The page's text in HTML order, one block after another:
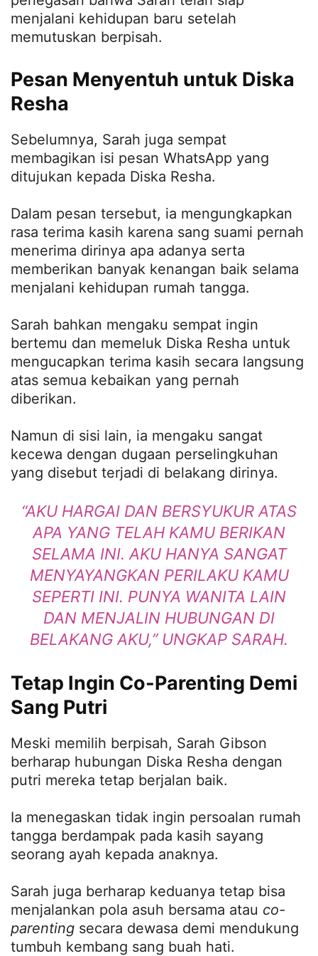
menjalani kehidupan baru setelah
memutuskan berpisah.
Pesan Menyentuh untuk Diska
Resha
Sebelumnya, Sarah juga sempat
membagikan isi pesan WhatsApp yang
ditujukan kepada Diska Resha.
Dalam pesan tersebut, ia mengungkapkan
rasa terima kasih karena sang suami pernah
menerima dirinya apa adanya serta
memberikan banyak kenangan baik selama
menjalani kehidupan rumah tangga.
Sarah bahkan mengaku sempat ingin
bertemu dan memeluk Diska Resha untuk
mengucapkan terima kasih secara langsung
atas semua kebaikan yang pernah
diberikan.
Namun di sisi lain, ia mengaku sangat
kecewa dengan dugaan perselingkuhan
yang disebut terjadi di belakang dirinya.
“AKU HARGAI DAN BERSYUKUR ATAS
APA YANG TELAH KAMU BERIKAN
SELAMA INI. AKU HANYA SANGAT
MENYAYANGKAN PERILAKU KAMU
SEPERTI INI. PUNYA WANITA LAIN
DAN MENJALIN HUBUNGAN DI
BELAKANG AKU,” UNGKAP SARAH.
Tetap Ingin Co-Parenting Demi
Sang Putri
Meski memilih berpisah, Sarah Gibson
berharap hubungan Diska Resha dengan
putri mereka tetap berjalan baik.
Ia menegaskan tidak ingin persoalan rumah
tangga berdampak pada kasih sayang
seorang ayah kepada anaknya.
Sarah juga berharap keduanya tetap bisa
menjalankan pola asuh bersama atau co-
parenting secara dewasa demi mendukung
tumbuh kembang sang buah hati.